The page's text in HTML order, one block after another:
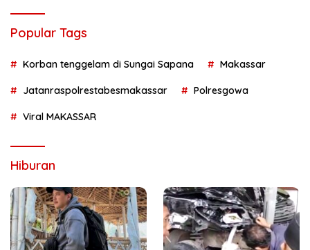
Popular Tags
Korban tenggelam di Sungai Sapana Makassar
Jatanraspolrestabesmakassar Polresgowa
Viral MAKASSAR
Hiburan